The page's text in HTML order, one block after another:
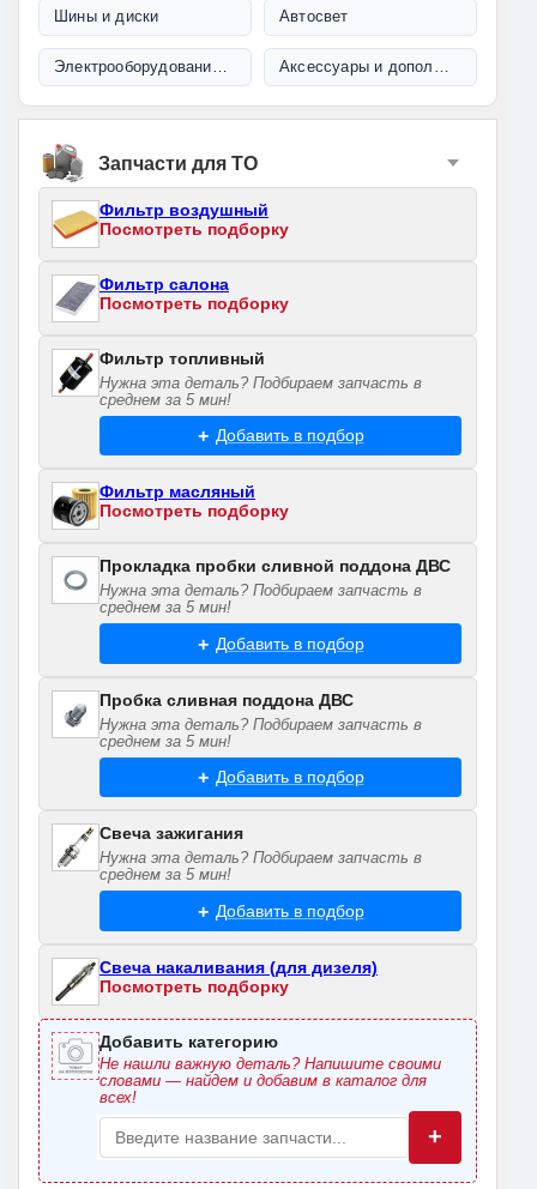
Шины и диски Автосвет
Электрооборудование и проводка Аксессуары и дополнительное оборудование
Запчасти для ТО
Фильтр воздушный
Посмотреть подборку
Фильтр салона
Посмотреть подборку
Фильтр топливный
Нужна эта деталь? Подбираем запчасть в
среднем за 5 мин!
Добавить в подбор
Фильтр масляный
Посмотреть подборку
Прокладка пробки сливной поддона ДВС
Нужна эта деталь? Подбираем запчасть в
среднем за 5 мин!
Добавить в подбор
Пробка сливная поддона ДВС
Нужна эта деталь? Подбираем запчасть в
среднем за 5 мин!
Добавить в подбор
Свеча зажигания
Нужна эта деталь? Подбираем запчасть в
среднем за 5 мин!
Добавить в подбор
Свеча накаливания (для дизеля)
Посмотреть подборку
Добавить категорию
Не нашли важную деталь? Напишите своими
словами — найдем и добавим в каталог для
всех!
+